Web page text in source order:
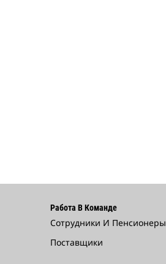
Работа В Команде
Сотрудники И Пенсионеры
Поставщики